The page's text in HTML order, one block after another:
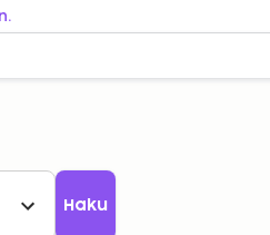
Haku